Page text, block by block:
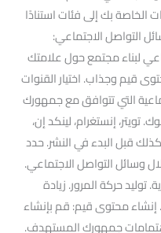
الخاصة بك إلى فئات استنادًا
التواصل الاجتماعي:
لبناء مجتمع حول علامتك
قيم وجذاب. اختيار القنوات
التي تتوافق مع جمهورك
إنستغرام، لينكد إن،
قبل البدء في النشر. حدد
وسائل التواصل الاجتماعي.
توليد حركة المرور. زيادة
إنشاء محتوى قيم: قم بإنشاء
جمهورك المستهدف.